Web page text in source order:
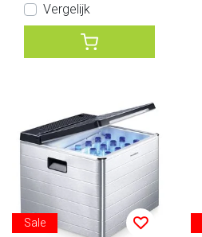
Vergelijk
Sale